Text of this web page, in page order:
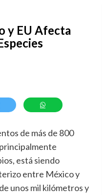
y EU Afecta
de más de 800
está siendo
entre México y
unos mil kilómetros y